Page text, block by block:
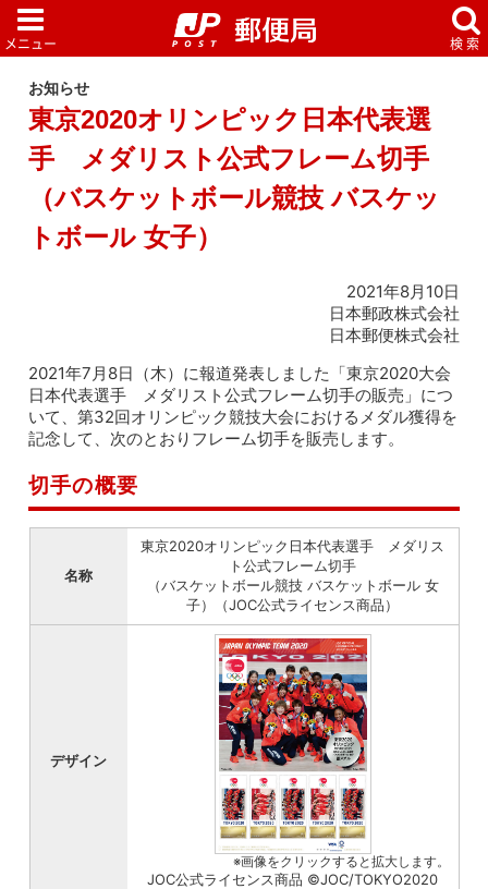
お知らせ
東京2020オリンピック日本代表選
手 メダリスト公式フレーム切手
（バスケットボール競技 バスケッ
トボール 女子）
2021年8月10日
日本郵政株式会社
日本郵便株式会社
2021年7月8日（木）に報道発表しました「東京2020大会
日本代表選手 メダリスト公式フレーム切手の販売」につ
いて、第32回オリンピック競技大会におけるメダル獲得を
記念して、次のとおりフレーム切手を販売します。
切手の概要
名称
東京2020オリンピック日本代表選手 メダリス
ト公式フレーム切手
（バスケットボール競技 バスケットボール 女
子）（JOC公式ライセンス商品）
デザイン
※画像をクリックすると拡大します。
JOC公式ライセンス商品 ©JOC/TOKYO2020